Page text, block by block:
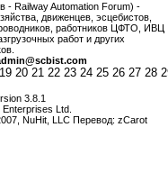
Railway Automation Forum) -
движенцев, эсцебистов,
работников ЦФТО, ИВЦ
работ и других
19 20 21 22 23 24 25 26 27 28
3.8.1
Ltd.
NuHit, LLC Перевод: zCarot